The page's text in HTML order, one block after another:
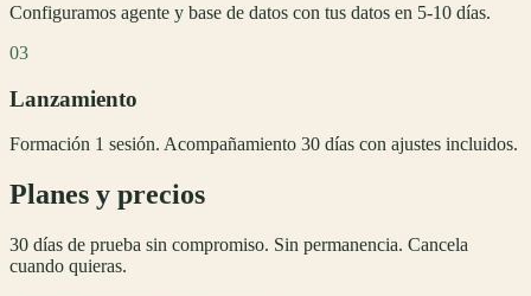
Configuramos agente y base de datos con tus datos en 5-10 días.
03
Lanzamiento
Formación 1 sesión. Acompañamiento 30 días con ajustes incluidos.
Planes y precios
30 días de prueba sin compromiso. Sin permanencia. Cancela
cuando quieras.